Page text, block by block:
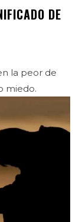
DE
la peor de
miedo.